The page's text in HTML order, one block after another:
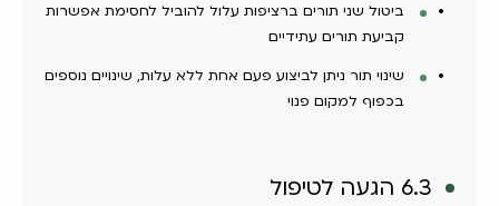
ביטול שני תורים ברציפות עלול להוביל לחסימת אפשרות
קביעת תורים עתידיים
שינוי תור ניתן לביצוע פעם אחת ללא עלות, שינויים נוספים
בכפוף למקום פנוי
6.3 הגעה לטיפול